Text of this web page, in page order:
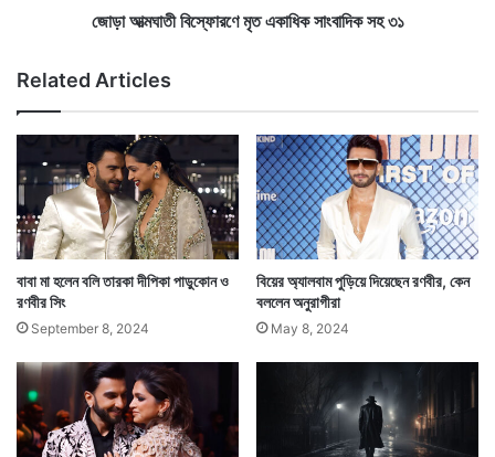
সৌজন্যে – ট্যুইটার
Ranveer Singh
এ
কা
ধি
সাং
বা
দি
ক
স
হ
৩
জোড়া আত্মঘাতী বিস্ফোরণে মৃত একাধিক সাংবাদিক সহ ৩১
Related Articles
বাবা মা হলেন বলি তারকা দীপিকা পাড়ুকোন ও
রণবীর সিং
September 8, 2024
বিয়ের অ্যালবাম পুড়িয়ে দিয়েছেন রণবীর, কেন
বললেন অনুরাগীরা
May 8, 2024